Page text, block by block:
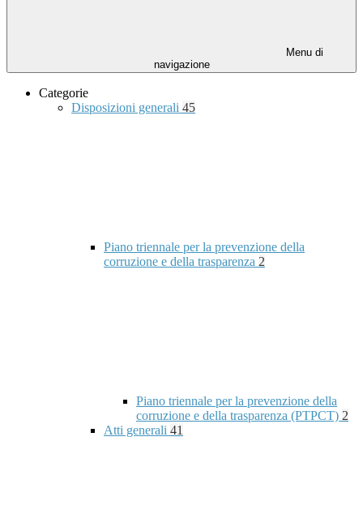
Menu di
navigazione
Categorie
Disposizioni generali 45
Piano triennale per la prevenzione della
corruzione e della trasparenza 2
Piano triennale per la prevenzione della
corruzione e della trasparenza (PTPCT) 2
Atti generali 41